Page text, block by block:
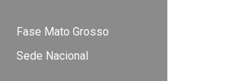
Fase Mato Grosso
Sede Nacional